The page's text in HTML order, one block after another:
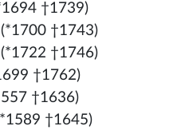
†1739)
†1743)
†1746)
†1762)
†1636)
†1645)